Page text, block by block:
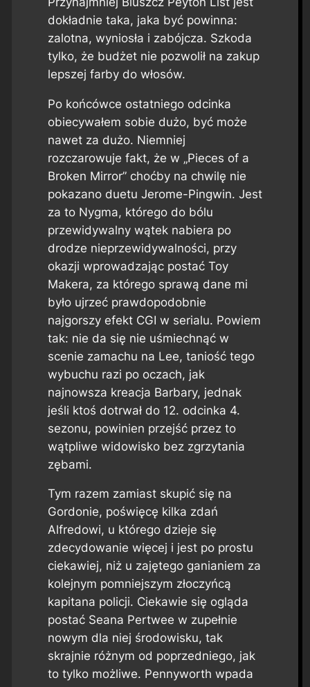
dokładnie taka, jaka być powinna:
zalotna, wyniosła i zabójcza. Szkoda
tylko, że budżet nie pozwolił na zakup
lepszej farby do włosów.
Po końcówce ostatniego odcinka
obiecywałem sobie dużo, być może
nawet za dużo. Niemniej
rozczarowuje fakt, że w „Pieces of a
Broken Mirror” choćby na chwilę nie
pokazano duetu Jerome-Pingwin. Jest
za to Nygma, którego do bólu
przewidywalny wątek nabiera po
drodze nieprzewidywalności, przy
okazji wprowadzając postać Toy
Makera, za którego sprawą dane mi
było ujrzeć prawdopodobnie
najgorszy efekt CGI w serialu. Powiem
tak: nie da się nie uśmiechnąć w
scenie zamachu na Lee, taniość tego
wybuchu razi po oczach, jak
najnowsza kreacja Barbary, jednak
jeśli ktoś dotrwał do 12. odcinka 4.
sezonu, powinien przejść przez to
wątpliwe widowisko bez zgrzytania
zębami.
Tym razem zamiast skupić się na
Gordonie, poświęcę kilka zdań
Alfredowi, u którego dzieje się
zdecydowanie więcej i jest po prostu
ciekawiej, niż u zajętego ganianiem za
kolejnym pomniejszym złoczyńcą
kapitana policji. Ciekawie się ogląda
postać Seana Pertwee w zupełnie
nowym dla niej środowisku, tak
skrajnie różnym od poprzedniego, jak
to tylko możliwe. Pennyworth wpada